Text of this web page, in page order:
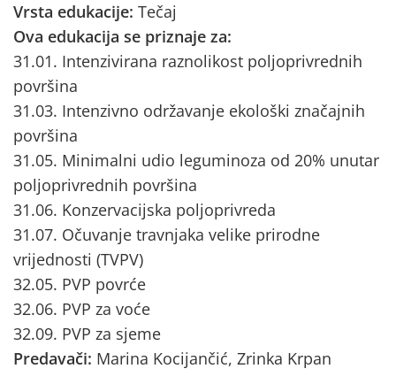
Vrsta edukacije: Tečaj
Ova edukacija se priznaje za:
31.01. Intenzivirana raznolikost poljoprivrednih
površina
31.03. Intenzivno održavanje ekološki značajnih
površina
31.05. Minimalni udio leguminoza od 20% unutar
poljoprivrednih površina
31.06. Konzervacijska poljoprivreda
31.07. Očuvanje travnjaka velike prirodne
vrijednosti (TVPV)
32.05. PVP povrće
32.06. PVP za voće
32.09. PVP za sjeme
Predavači: Marina Kocijančić, Zrinka Krpan